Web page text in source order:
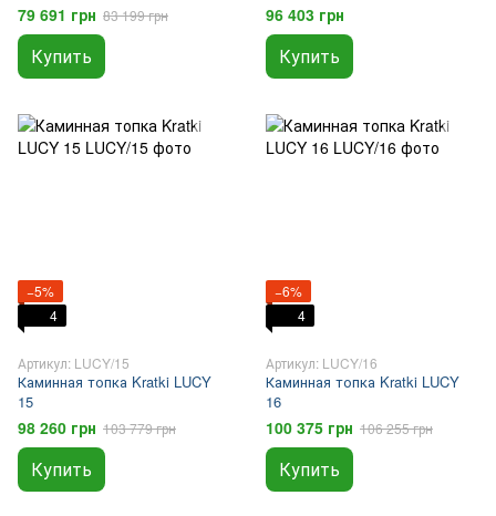
79 691 грн 83 199 грн
Купить
96 403 грн
Купить
−5%
4
Артикул: LUCY/15
Каминная топка Kratki LUCY
15
98 260 грн 103 779 грн
Купить
−6%
4
Артикул: LUCY/16
Каминная топка Kratki LUCY
16
100 375 грн 106 255 грн
Купить